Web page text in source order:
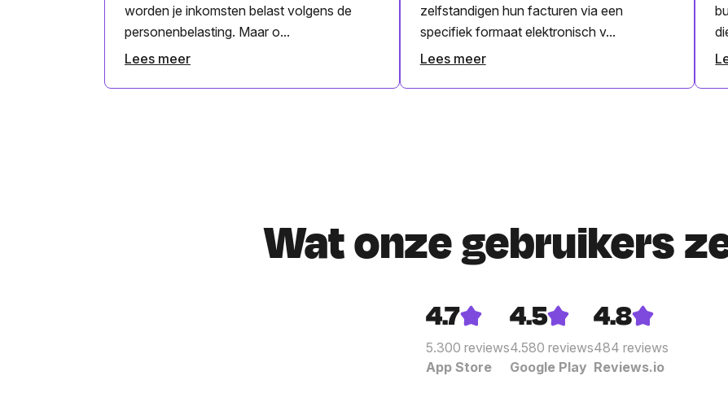
worden je inkomsten belast volgens de
personenbelasting. Maar o...
Lees meer
zelfstandigen hun facturen via een
specifiek formaat elektronisch v...
Lees meer
Wat onze gebruikers
4.7
5.300 reviews
App Store
4.5
4.580 reviews
Google Play
4.8
484 reviews
Reviews.io